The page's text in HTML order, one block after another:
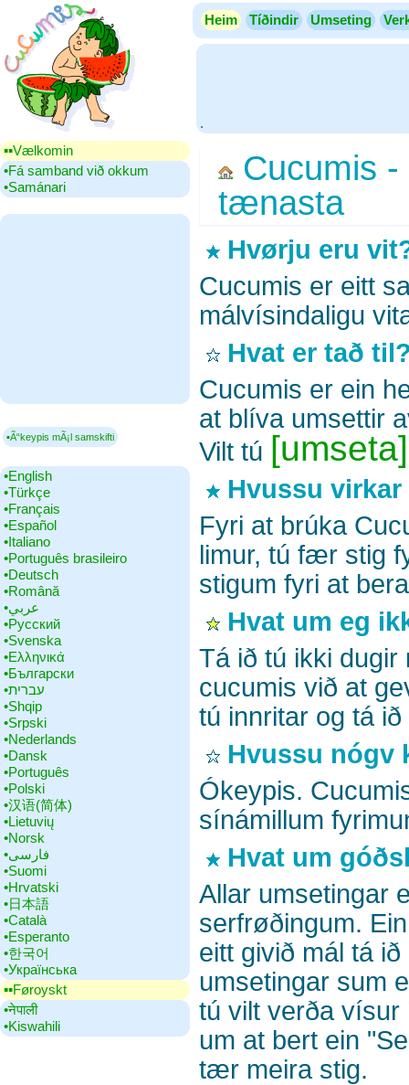
Heim Tíðindir Umseting
.
▪▪‎Vælkomin
•‎Fá samband við okkum
•‎Samánari
▪Ã“keypis mÃ¡l samskifti
•‎English
•‎Türkçe
•‎Français
•‎Español
•‎Italiano
•‎Português brasileiro
•‎Deutsch
•‎Română
•‎عربي
•‎Русский
•‎Svenska
•‎Ελληνικά
•‎Български
•‎עברית
•‎Shqip
•‎Srpski
•‎Nederlands
•‎Dansk
•‎Português
•‎Polski
•‎汉语(简体)
•‎Lietuvių
•‎Norsk
•‎فارسی
•‎Suomi
•‎Hrvatski
•‎日本語
•‎Català
•‎Esperanto
•‎한국어
•‎Українська
▪▪‎Føroyskt
•‎नेपाली
•‎Kiswahili
Cucumis
tænasta
Hvørju eru
Cucumis er eitt
málvísindaligu
Hvat er tað
Cucumis er ein
at blíva umsettir
Vilt tú [umseta]
Hvussu virkar
Fyri at brúka
limur, tú fær stig
stigum fyri at
Hvat um eg
Tá ið tú ikki
cucumis við at
tú innritar og tá
Hvussu nógv
Ókeypis.
sínámillum
Hvat um
Allar umsetingar
serfrøðingum.
eitt givið mál tá
umsetingar sum
tú vilt verða vísur
um at bert ein
tær meira stig.